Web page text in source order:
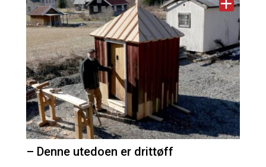
– Denne utedoen er drittøff